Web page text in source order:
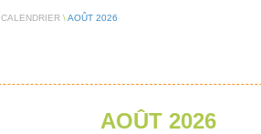
CALENDRIER \AOÛT 2026
AOÛT 2026